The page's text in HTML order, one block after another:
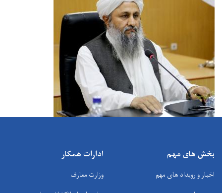
بخش های مهم
اخبار و رویداد های مهم
ادارات همکار
وزارت معارف